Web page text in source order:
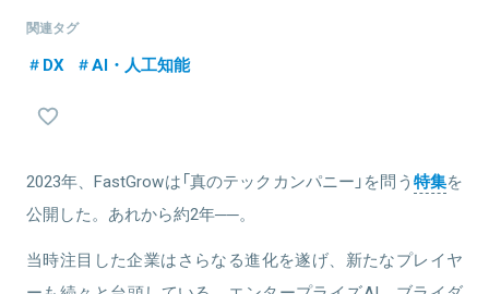
関連タグ
DX AI・人工知能
2023年、FastGrowは「真のテックカンパニー」を問う特集を
公開した。あれから約2年──。
当時注目した企業はさらなる進化を遂げ、新たなプレイヤ